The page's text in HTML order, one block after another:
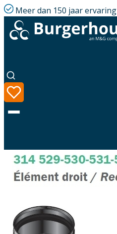
Meer dan 150 jaar ervaring
Taal
Oplossingen